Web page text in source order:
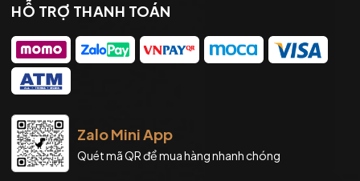
HỖ TRỢ THANH TOÁN
Zalo Mini App
Quét mã QR để mua hàng nhanh chóng